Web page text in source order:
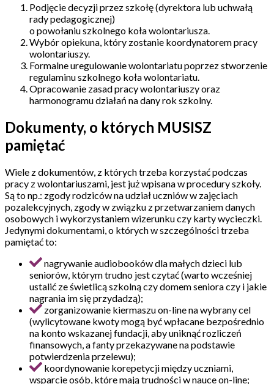
Podjęcie decyzji przez szkołę (dyrektora lub uchwałą
rady pedagogicznej)
o powołaniu szkolnego koła wolontariusza.
Wybór opiekuna, który zostanie koordynatorem pracy
wolontariuszy.
Formalne uregulowanie wolontariatu poprzez stworzenie
regulaminu szkolnego koła wolontariatu.
Opracowanie zasad pracy wolontariuszy oraz
harmonogramu działań na dany rok szkolny.
Dokumenty, o których MUSISZ
pamiętać
Wiele z dokumentów, z których trzeba korzystać podczas
pracy z wolontariuszami, jest już wpisana w procedury szkoły.
Są to np.: zgody rodziców na udział uczniów w zajęciach
pozalekcyjnych, zgody w związku z przetwarzaniem danych
osobowych i wykorzystaniem wizerunku czy karty wycieczki.
Jedynymi dokumentami, o których w szczególności trzeba
pamiętać to:
nagrywanie audiobooków dla małych dzieci lub
seniorów, którym trudno jest czytać (warto wcześniej
ustalić ze świetlicą szkolną czy domem seniora czy i jakie
nagrania im się przydadzą);
zorganizowanie kiermaszu on-line na wybrany cel
(wylicytowane kwoty mogą być wpłacane bezpośrednio
na konto wskazanej fundacji, aby uniknąć rozliczeń
finansowych, a fanty przekazywane na podstawie
potwierdzenia przelewu);
koordynowanie korepetycji między uczniami,
wsparcie osób, które mają trudności w nauce on-line;